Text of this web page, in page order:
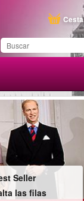
Cesta
este
en su lista
Seller
las filas